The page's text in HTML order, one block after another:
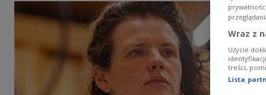
Wraz z
Użycie
treści,
Lista